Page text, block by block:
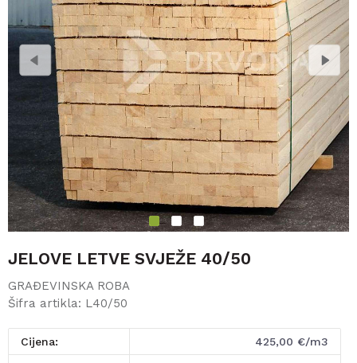
1 2 3
JELOVE LETVE SVJEŽE 40/50
GRAĐEVINSKA ROBA
Šifra artikla: L40/50
Cijena: 425,00 €/m3